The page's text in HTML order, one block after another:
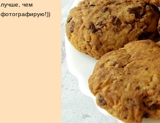
лучше, чем
фотографирую!))